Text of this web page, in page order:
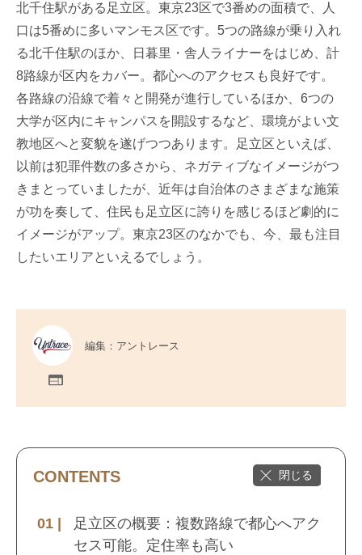
北千住駅がある足立区。東京23区で3番めの面積で、人
口は5番めに多いマンモス区です。5つの路線が乗り入れ
る北千住駅のほか、日暮里・舎人ライナーをはじめ、計
8路線が区内をカバー。都心へのアクセスも良好です。
各路線の沿線で着々と開発が進行しているほか、6つの
大学が区内にキャンパスを開設するなど、環境がよい文
教地区へと変貌を遂げつつあります。足立区といえば、
以前は犯罪件数の多さから、ネガティブなイメージがつ
きまとっていましたが、近年は自治体のさまざまな施策
が功を奏して、住民も足立区に誇りを感じるほど劇的に
イメージがアップ。東京23区のなかでも、今、最も注目
したいエリアといえるでしょう。
編集：アントレース
CONTENTS
足立区の概要：複数路線で都心へアク
セス可能。定住率も高い